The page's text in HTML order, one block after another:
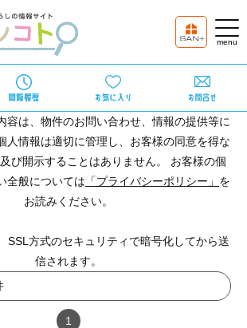
容は、物件のお問い合わせ、情報の提供等に
人情報は適切に管理し、お客様の同意を得な
び開示することはありません。 お客様の個
全般については 「プライバシーポリシー」 を
お読みください。
SSL方式のセキュリティで暗号化してから送
信されます。
1